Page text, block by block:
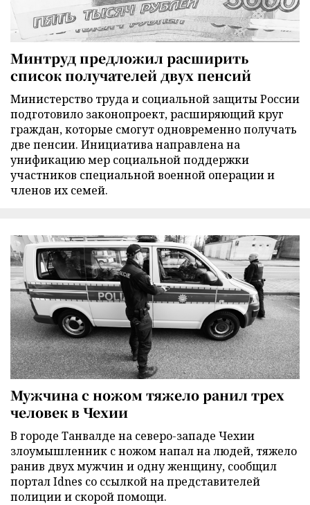
Минтруд предложил расширить
список получателей двух пенсий
Министерство труда и социальной защиты России
подготовило законопроект, расширяющий круг
граждан, которые смогут одновременно получать
две пенсии. Инициатива направлена на
унификацию мер социальной поддержки
участников специальной военной операции и
членов их семей.
Мужчина с ножом тяжело ранил трех
человек в Чехии
В городе Танвалде на северо-западе Чехии
злоумышленник с ножом напал на людей, тяжело
ранив двух мужчин и одну женщину, сообщил
портал Idnes со ссылкой на представителей
полиции и скорой помощи.